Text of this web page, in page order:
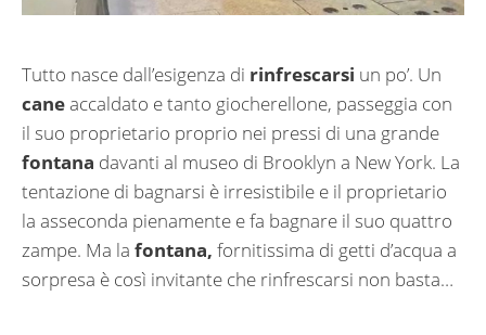
Tutto nasce dall’esigenza di rinfrescarsi un po’. Un
caneaccaldato e tanto giocherellone, passeggia con
il suo proprietario proprio nei pressi di una grande
fontana davanti al museo di Brooklyn a New York. La
tentazione di bagnarsi è irresistibile e il proprietario
la asseconda pienamente e fa bagnare il suo quattro
zampe. Ma la fontana, fornitissima di getti d’acqua a
sorpresa è così invitante che rinfrescarsi non basta…